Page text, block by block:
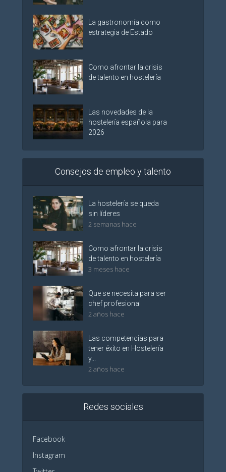
La gastronomía como
estrategia de Estado
Como afrontar la crisis
de talento en hostelería
Las novedades de la
hostelería española para
2026
Consejos de empleo y talento
La hostelería se queda
sin líderes
2 semanas hace
Como afrontar la crisis
de talento en hostelería
3 meses hace
Que se necesita para ser
chef profesional
2 años hace
Las competencias para
tener éxito en Hostelería
y...
2 años hace
Redes sociales
Facebook
Instagram